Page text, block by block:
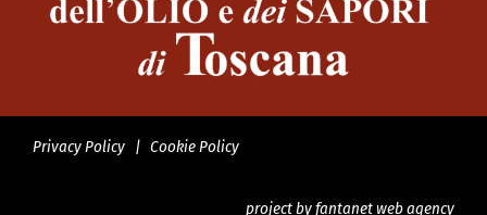
Privacy Policy| Cookie Policy
project byfantanet web agency